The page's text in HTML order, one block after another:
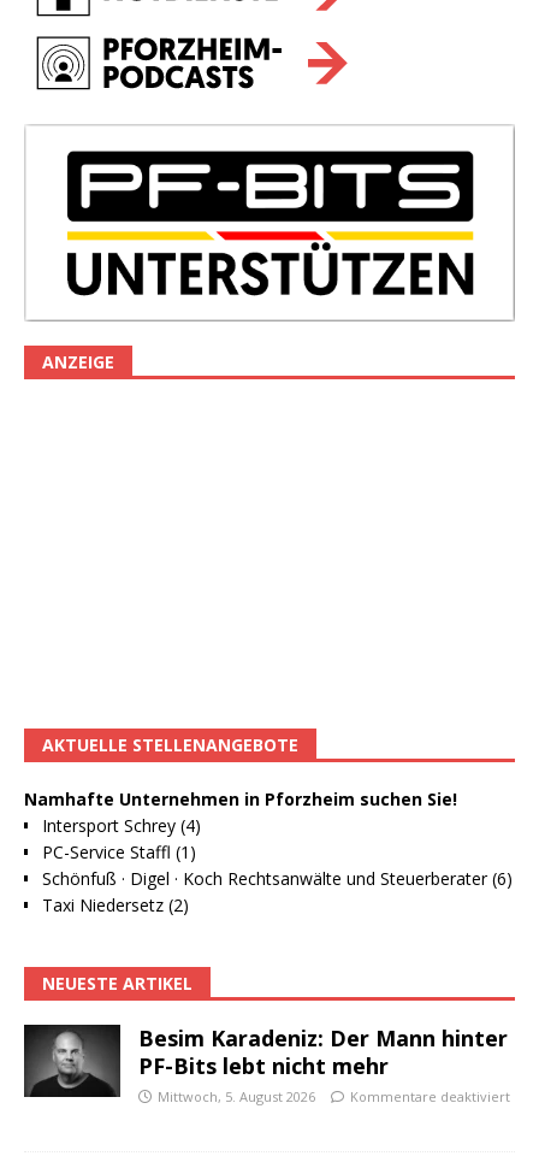
ANZEIGE
AKTUELLE STELLENANGEBOTE
Namhafte Unternehmen in Pforzheim suchen Sie!
Intersport Schrey (4)
PC-Service Staffl (1)
Schönfuß · Digel · Koch Rechtsanwälte und Steuerberater (6)
Taxi Niedersetz (2)
NEUESTE ARTIKEL
Besim Karadeniz: Der Mann hinter
PF-Bits lebt nicht mehr
Mittwoch, 5. August 2026 Kommentare deaktiviert